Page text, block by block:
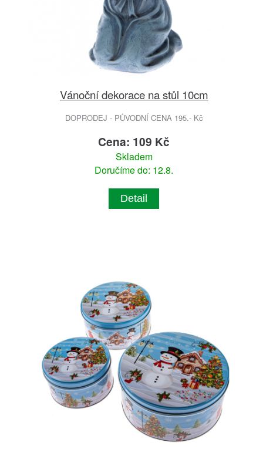
Vánoční dekorace na stůl 10cm
DOPRODEJ - PŮVODNÍ CENA 195.- Kč
Cena: 109 Kč
Skladem
Doručíme do: 12.8.
Detail